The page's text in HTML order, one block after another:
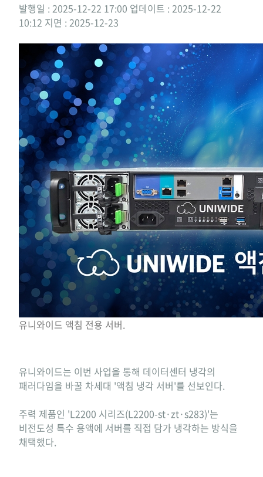
발행일 : 2025-12-22 17:00 업데이트 : 2025-12-22
10:12 지면 : 2025-12-23
유니와이드 액침 전용 서버.
유니와이드는 이번 사업을 통해 데이터센터 냉각의
패러다임을 바꿀 차세대 '액침 냉각 서버'를 선보인다.
주력 제품인 'L2200 시리즈(L2200-st·zt·s283)'는
비전도성 특수 용액에 서버를 직접 담가 냉각하는 방식을
채택했다.